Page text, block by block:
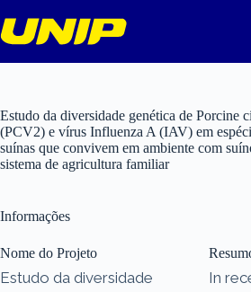
para
o
Estudo da diversidade genética de Porcine
(PCV2) e vírus Influenza A (IAV) em
suínas que convivem em ambiente com
sistema de agricultura familiar
Informações
Nome do Projeto
Estudo da diversidade
In